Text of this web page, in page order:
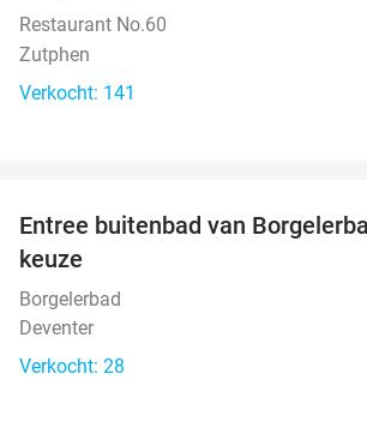
Restaurant No.60
Zutphen
Verkocht: 141
TODAY
Entree buitenbad van
keuze
Borgelerbad
Deventer
Verkocht: 28